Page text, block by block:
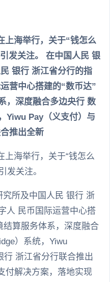
上海举行，关于“钱怎么
发关注。 在中国人民 银
银行 浙江省分行的指
营中心搭建的“数币达”
，深度融合多边央行 数
Yiwu Pay（义支付）与
推出全新
上海举行，关于“钱怎么
发关注。
所及中国人民 银行 浙
人 民币国际运营中心搭
结算服务体系，深度融合
）系统，Yiwu
行 浙江省分行联合推出
付解决方案，落地实现